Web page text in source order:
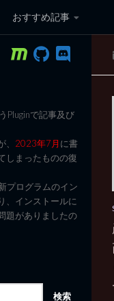
おすすめ記事
ンピュ
Pluginで記事及び
2023年7月に書
しまったものの復
プログラムのイン
、インストールに
題がありましたの